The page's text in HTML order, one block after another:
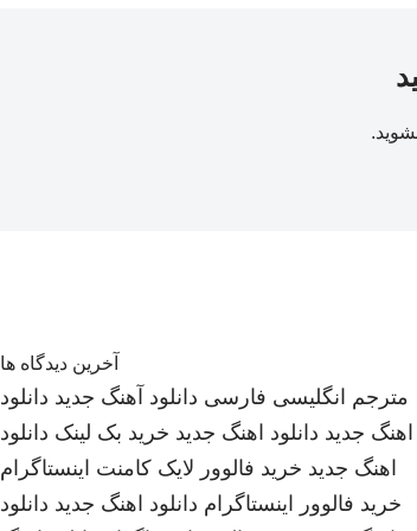
.
آخرین دیدگاه ها
مترجم انگلیسی فارسی دانلود آهنگ جدید دانلود
اهنگ جدید دانلود اهنگ جدید خرید بک لینک دانلود
اهنگ جدید خرید فالوور لایک کامنت اینستاگرام
خرید فالوور اینستاگرام دانلود اهنگ جدید دانلود